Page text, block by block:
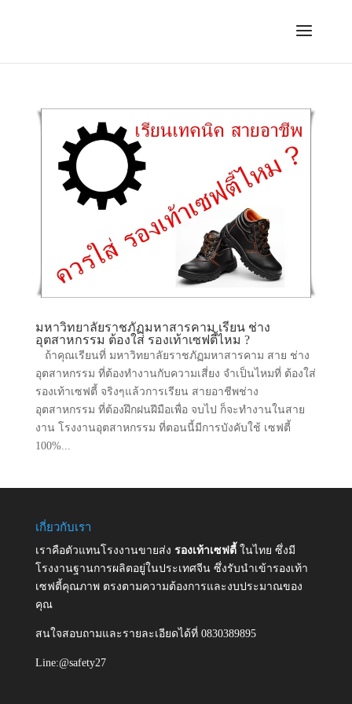
มหาวิทยาลัยราชภัฏมหาสารคาม เรียน ช่าง
อุตสาหกรรม ต้องใส่ รองเท้าเซฟตี้ไหม ?
ถ้าคุณเรียนที่ มหาวิทยาลัยราชภัฏมหาสารคาม สาย ช่าง
อุตสาหกรรม ที่ต้องทำงานกับความเสี่ยง จำเป็นไหมที่ ต้องใส่
รองเท้าเซฟตี้ จริงๆแล้วการเรียน สายอาชีพช่าง
อุตสาหกรรม ที่ต้องฝึกฝนฝีมือเพื่อ จบไป ก็จะทำงานในสาย
งาน โรงงานอุตสาหกรรม ที่ตอนนี้มีการบังคับใช้ เซฟตี้
100%...
เกี่ยวกับเรา
เราคือตัวแทนโรงงานขายส่ง รองเท้าเซฟตี้ ในไทย ซึ่งมี
โรงงานฐานการผลิตอยู่ในประเทศจีน ซึ่งรับนำเข้ารองเท้า
เซฟตี้คุณภาพ ตรงตามความต้องการและงบประมาณของ
คุณ
สนใจสอบถามและรายละเอียดได้ที่ 0830389895
Line:@safety27